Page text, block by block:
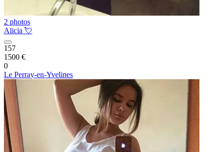
2 photos
Alicia 💘
157
1500 €
0
Le Perray-en-Yvelines